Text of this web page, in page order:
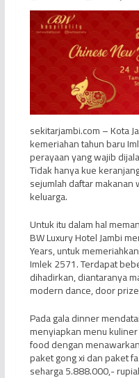
sekitarjambi.com – Kota
kemeriahan tahun baru
perayaan yang wajib
Tidak hanya kue
sejumlah daftar
keluarga.
Untuk itu dalam hal
BW Luxury Hotel Jambi
Years, untuk
Imlek 2571. Terdapat
dihadirkan, diantaranya
modern dance, door
Pada gala dinner
menyiapkan menu
food dengan
paket gong xi dan paket
seharga 5.888.000,-